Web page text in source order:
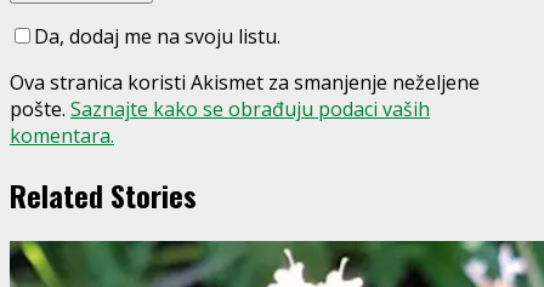
Da, dodaj me na svoju listu.
Ova stranica koristi Akismet za smanjenje neželjene
pošte. Saznajte kako se obrađuju podaci vaših
komentara.
Related Stories